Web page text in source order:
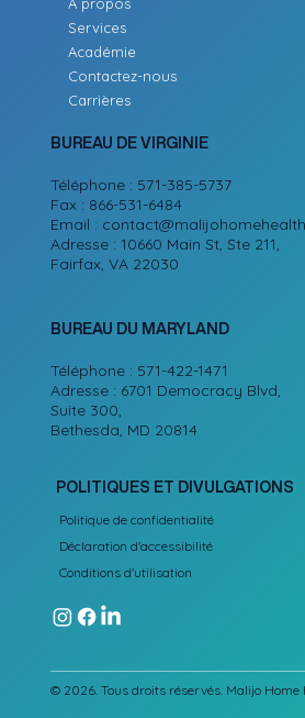
Services
Académie
Contactez-nous
Carrières
BUREAU DE VIRGINIE
Téléphone : 571-385-5737
Fax : 866-531-6484
Email :
Adresse : 10660 Main St, Ste 211,
Fairfax, VA 22030
BUREAU DU MARYLAND
Téléphone : 571-422-1471
Adresse : 6701 Democracy Blvd,
Suite 300,
Bethesda, MD 20814
POLITIQUES ET DIVULGATIONS
Politique de confidentialité
Déclaration d'accessibilité
Conditions d'utilisation
© 2026. Tous droits réservés. Malijo Home